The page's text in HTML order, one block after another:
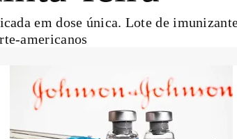
em dose única. Lote de
americanos